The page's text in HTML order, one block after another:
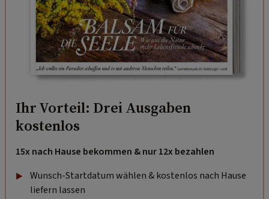
Ihr Vorteil: Drei Ausgaben
kostenlos
15x nach Hause bekommen & nur 12x bezahlen
Wunsch-Startdatum wählen & kostenlos nach Hause
liefern lassen